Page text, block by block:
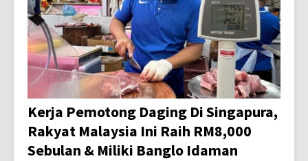
Kerja Pemotong Daging Di Singapura,
Rakyat Malaysia Ini Raih RM8,000
Sebulan & Miliki Banglo Idaman